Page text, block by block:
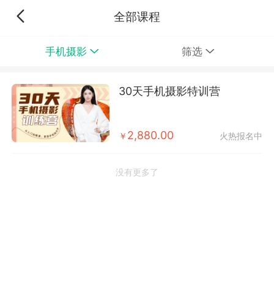
全部课程
手机摄影 筛选
30天手机摄影特训营
￥ 2,880.00 火热报名中
没有更多了